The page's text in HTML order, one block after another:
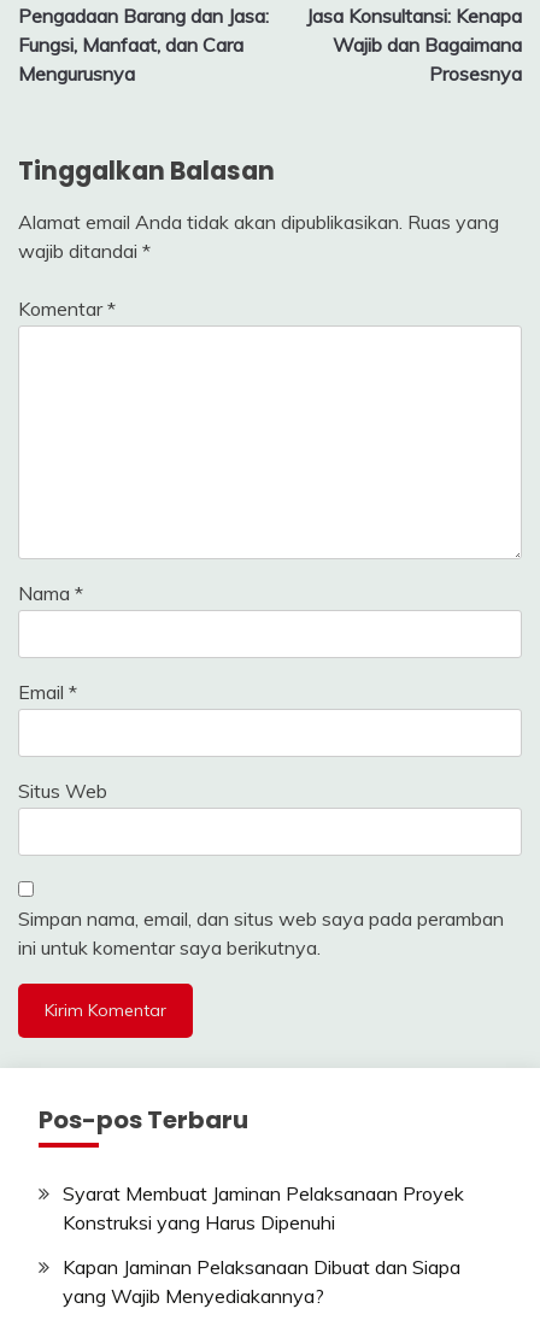
Pengadaan Barang dan Jasa:
Fungsi, Manfaat, dan Cara
Mengurusnya
Jasa Konsultansi: Kenapa
Wajib dan Bagaimana
Prosesnya
Tinggalkan Balasan
Alamat email Anda tidak akan dipublikasikan. Ruas yang
wajib ditandai *
Komentar*
Nama *
Email *
Situs Web
Simpan nama, email, dan situs web saya pada peramban
ini untuk komentar saya berikutnya.
Pos-pos Terbaru
Syarat Membuat Jaminan Pelaksanaan Proyek
Konstruksi yang Harus Dipenuhi
Kapan Jaminan Pelaksanaan Dibuat dan Siapa
yang Wajib Menyediakannya?